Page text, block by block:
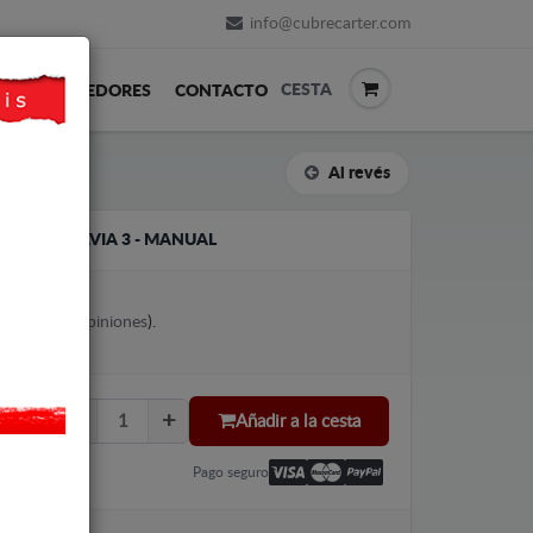
info@cubrecarter.com
REVENDEDORES CONTACTO CESTA
Al revés
OCTAVIA 3 - MANUAL
Ver opiniones).
Añadir a la cesta
Pago seguro